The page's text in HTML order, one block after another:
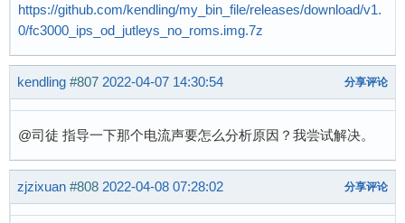
https://github.com/kendling/my_bin_file/releases/download/v1.
0/fc3000_ips_od_jutleys_no_roms.img.7z
kendling #807 2022-04-07 14:30:54 分享评论
@司徒 指导一下那个电流声要怎么分析原因？我尝试解决。
zjzixuan #808 2022-04-08 07:28:02 分享评论